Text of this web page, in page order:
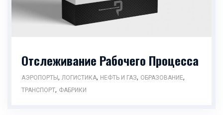
Отслеживание Рабочего Процесса
АЭРОПОРТЫ, ЛОГИСТИКА, НЕФТЬ И ГАЗ, ОБРАЗОВАНИЕ,
ТРАНСПОРТ, ФАБРИКИ